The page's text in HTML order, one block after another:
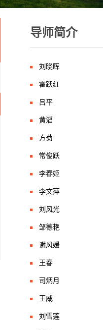
导师简介
刘晓晖
霍跃红
吕平
黄滔
方菊
常俊跃
李春姬
李文萍
刘风光
邹德艳
谢风媛
王春
司炳月
王威
刘雪莲